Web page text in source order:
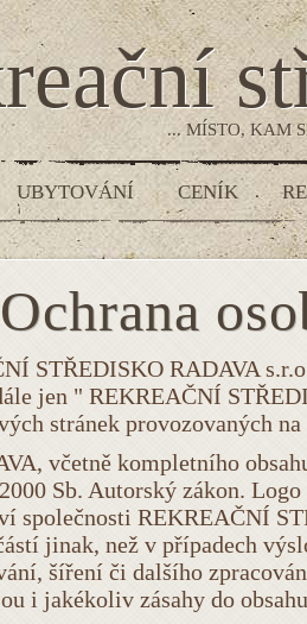
... MÍSTO, KAM
UBYTOVÁNÍ CENÍK
STŘEDISKO RADAVA
jen " REKREAČNÍ
stránek provozovaných
včetně kompletního
Sb. Autorský zákon.
společnosti REKREAČNÍ
jinak, než v případech
šíření či dalšího
i jakékoliv zásahy do